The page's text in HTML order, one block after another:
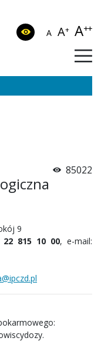
A A+ A++
85022
9
22 815 10 00, e-mail: